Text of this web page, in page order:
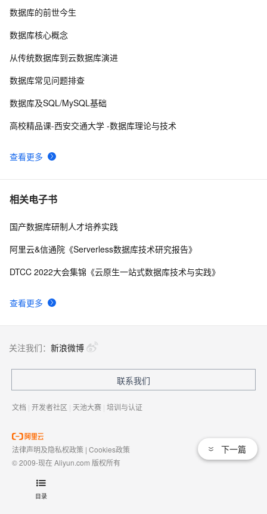
目录
8 weblogic连接RAC数据库
介
10征文分享｜OceanBase 3.1.2 数据库性能测试探索
查看更多
数据库的前世今生
数据库核心概念
从传统数据库到云数据库演进
数据库常见问题排查
数据库及SQL/MySQL基础
高校精品课-西安交通大学 -数据库理论与技术
相关电子书
查看更多
国产数据库研制人才培养实践
阿里云&信通院《Serverless数据库技术研究报告》
DTCC 2022大会集锦《云原生一站式数据库技术与实践》
下一篇
关注我们： 新浪微博
联系我们
文档 | 开发者社区 | 天池大赛 | 培训与认证
法律声明及隐私权政策 | Cookies政策
© 2009-现在 Aliyun.com 版权所有
域名注册服务机构许可：